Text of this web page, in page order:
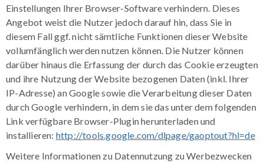
Einstellungen Ihrer Browser-Software verhindern. Dieses
Angebot weist die Nutzer jedoch darauf hin, dass Sie in
diesem Fall ggf. nicht sämtliche Funktionen dieser Website
vollumfänglich werden nutzen können. Die Nutzer können
darüber hinaus die Erfassung der durch das Cookie erzeugten
und ihre Nutzung der Website bezogenen Daten (inkl. Ihrer
IP-Adresse) an Google sowie die Verarbeitung dieser Daten
durch Google verhindern, in dem sie das unter dem folgenden
Link verfügbare Browser-Plugin herunterladen und
installieren: http://tools.google.com/dlpage/gaoptout?hl=de
Weitere Informationen zu Datennutzung zu Werbezwecken